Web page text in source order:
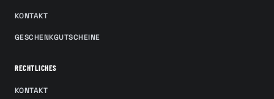
KONTAKT
GESCHENKGUTSCHEINE
RECHTLICHES
KONTAKT